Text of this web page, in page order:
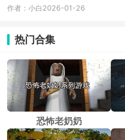
作者：小白2026-01-26
热门合集
恐怖老奶奶